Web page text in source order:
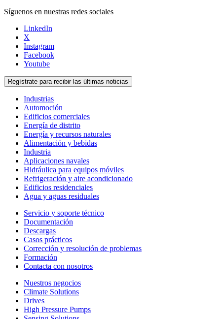
Síguenos en nuestras redes sociales
LinkedIn
X
Instagram
Facebook
Youtube
Regístrate para recibir las últimas noticias
Industrias
Automoción
Edificios comerciales
Energía de distrito
Energía y recursos naturales
Alimentación y bebidas
Industria
Aplicaciones navales
Hidráulica para equipos móviles
Refrigeración y aire acondicionado
Edificios residenciales
Agua y aguas residuales
Servicio y soporte técnico
Documentación
Descargas
Casos prácticos
Corrección y resolución de problemas
Formación
Contacta con nosotros
Nuestros negocios
Climate Solutions
Drives
High Pressure Pumps